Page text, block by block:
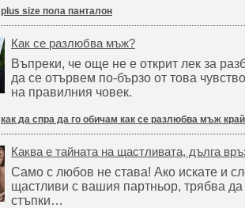
plus size пола панталон
Как се разлюбва мъж?
Въпреки, че още не е открит лек за
да се отървем по-бързо от това
на правилния човек.
как да спра да го обичам как се разлюбва мъж
Каква е тайната на щастливата, дълга
Само с любов не става! Ако искате и
щастливи с вашия партньор, трябва да
стъпки…